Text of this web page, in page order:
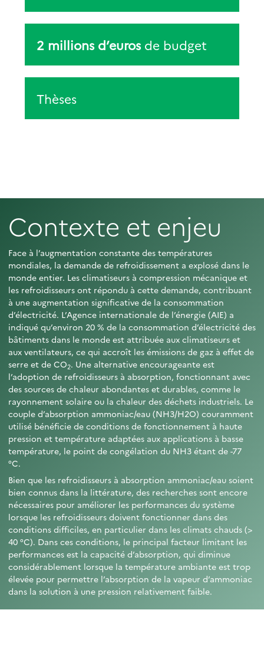
2 millions d’euros de budget
Thèses
Contexte et enjeu
Face à l’augmentation constante des températures
mondiales, la demande de refroidissement a explosé dans le
monde entier. Les climatiseurs à compression mécanique et
les refroidisseurs ont répondu à cette demande, contribuant
à une augmentation significative de la consommation
d’électricité. L’Agence internationale de l’énergie (AIE) a
indiqué qu’environ 20 % de la consommation d’électricité des
bâtiments dans le monde est attribuée aux climatiseurs et
aux ventilateurs, ce qui accroît les émissions de gaz à effet de
serre et de CO2. Une alternative encourageante est
l’adoption de refroidisseurs à absorption, fonctionnant avec
des sources de chaleur abondantes et durables, comme le
rayonnement solaire ou la chaleur des déchets industriels. Le
couple d’absorption ammoniac/eau (NH3/H2O) couramment
utilisé bénéficie de conditions de fonctionnement à haute
pression et température adaptées aux applications à basse
température, le point de congélation du NH3 étant de -77
°C.
Bien que les refroidisseurs à absorption ammoniac/eau soient
bien connus dans la littérature, des recherches sont encore
nécessaires pour améliorer les performances du système
lorsque les refroidisseurs doivent fonctionner dans des
conditions difficiles, en particulier dans les climats chauds (>
40 °C). Dans ces conditions, le principal facteur limitant les
performances est la capacité d’absorption, qui diminue
considérablement lorsque la température ambiante est trop
élevée pour permettre l’absorption de la vapeur d’ammoniac
dans la solution à une pression relativement faible.